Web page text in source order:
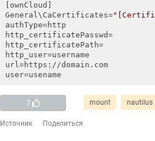
[ownCloud]
General\CaCertificates=
authType=http
http_certificatePasswd=
http_certificatePath=
http_user=username
url=https://domain.com
7 mount nautilus
Источник Поделиться